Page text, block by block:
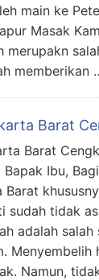
main ke
Masak
merupakn
memberikan
Barat
Barat
Bapak Ibu,
sudah tidak
adalah salah
Menyembelih
Namun,